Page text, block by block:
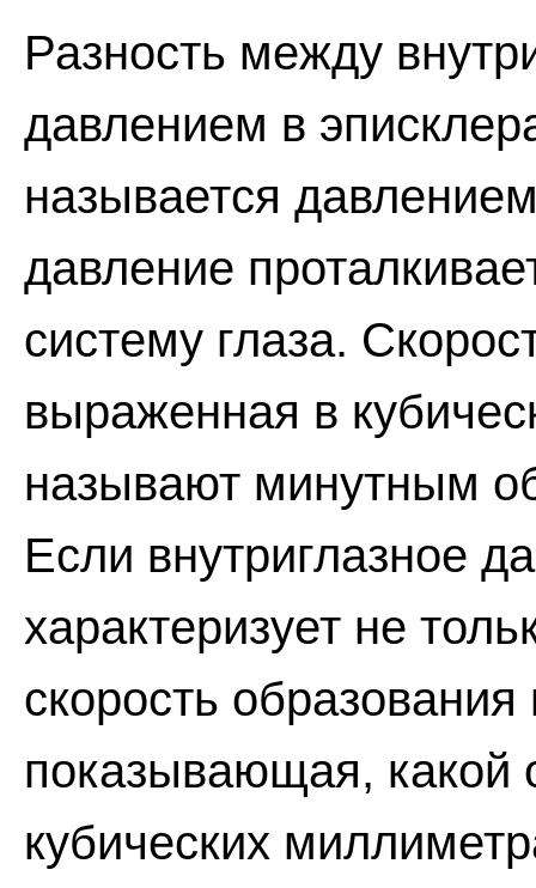
Разность между
давлением в
называется
давление
систему глаза.
выраженная в
называют минутным
Если внутриглазное
характеризует не
скорость
показывающая, какой
кубических